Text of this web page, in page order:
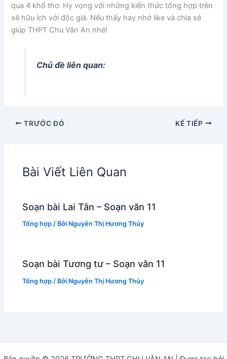
qua 4 khổ thơ. Hy vọng với những kiến thức tổng hợp trên
sẽ hữu ích với độc giả. Nếu thấy hay nhớ like và chia sẻ
giúp THPT Chu Văn An nhé!
Chủ đề liên quan:
TRƯỚC ĐÓ KẾ TIẾP
Bài Viết Liên Quan
Soạn bài Lai Tân – Soạn văn 11
Tổng hợp / Bởi Nguyễn Thị Hương Thủy
Soạn bài Tương tư – Soạn văn 11
Tổng hợp / Bởi Nguyễn Thị Hương Thủy